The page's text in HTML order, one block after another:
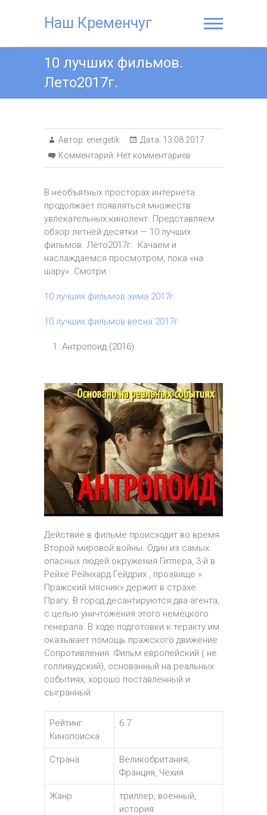
Наш Кременчуг
10 лучших фильмов.
Лето2017г.
Автор: energetik Дата: 13.08.2017
Комментарий: Нет комментариев
В необъятных просторах интернета
продолжает появляться множеств
увлекательных кинолент. Представляем
обзор летней десятки — 10 лучших
фильмов. Лето2017г. Качаем и
наслаждаемся просмотром, пока «на
шару». Смотри :
10 лучших фильмов зима 2017г.
10 лучших фильмов весна 2017г.
Антропоид (2016)
Действие в фильме происходит во время
Второй мировой войны. Один из самых
опасных людей окружения Гитлера, 3-й в
Рейхе Рейнхард Гейдрих , прозвище »
Пражский мясник» держит в страхе
Прагу. В город десантируются два агента,
с целью уничтожения этого немецкого
генерала. В ходе подготовки к теракту им
оказывает помощь пражского движение
Сопротивления. Фильм европейский ( не
голливудский), основанный на реальных
событиях, хорошо поставленный и
сыгранный.
Рейтинг
Кинопоиска
6.7
Страна
Великобритания,
Франция, Чехия
Жанр
триллер, военный,
история